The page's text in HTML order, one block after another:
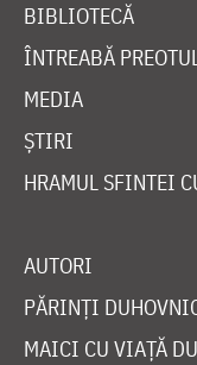
BIBLIOTECĂ
ÎNTREABĂ
MEDIA
ȘTIRI
HRAMUL SFINTEI
AUTORI
PĂRINȚI
MAICI CU VIAȚĂ